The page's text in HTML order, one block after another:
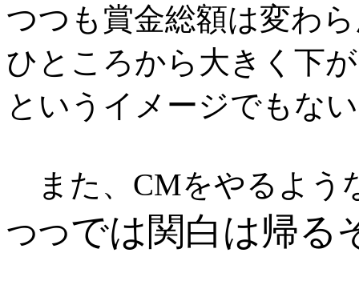
つつも賞金総額は変わ
ひところから大きく下
というイメージでもな
また、CMをやるよう
つつでは関白は帰る